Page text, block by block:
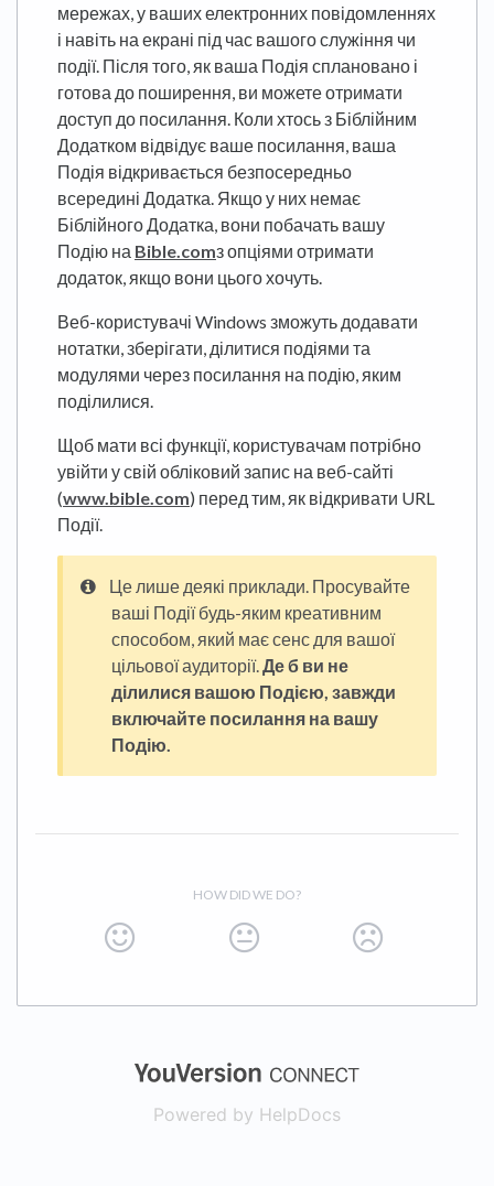
мережах, у ваших електронних повідомленнях
і навіть на екрані під час вашого служіння чи
події. Після того, як ваша Подія сплановано і
готова до поширення, ви можете отримати
доступ до посилання. Коли хтось з Біблійним
Додатком відвідує ваше посилання, ваша
Подія відкривається безпосередньо
всередині Додатка. Якщо у них немає
Біблійного Додатка, вони побачать вашу
Подію на Bible.comз опціями отримати
додаток, якщо вони цього хочуть.
Веб-користувачі Windows зможуть додавати
нотатки, зберігати, ділитися подіями та
модулями через посилання на подію, яким
поділилися.
Щоб мати всі функції, користувачам потрібно
увійти у свій обліковий запис на веб-сайті
(www.bible.com) перед тим, як відкривати URL
Події.
Це лише деякі приклади. Просувайте
ваші Події будь-яким креативним
способом, який має сенс для вашої
цільової аудиторії. Де б ви не
ділилися вашою Подією, завжди
включайте посилання на вашу
Подію.
HOW DID WE DO?
(opens in a
Powered by HelpDocs